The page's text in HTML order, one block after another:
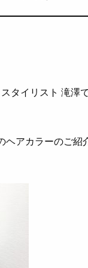
タイリスト 滝澤で
ヘアカラーのご紹